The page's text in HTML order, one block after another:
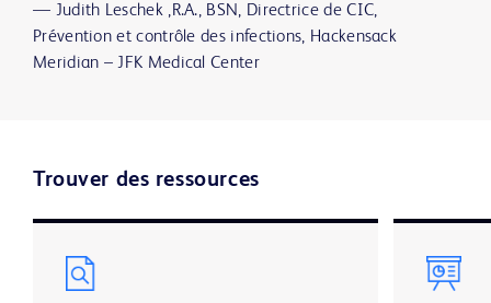
— Judith Leschek ,R.A., BSN, Directrice de CIC,
Prévention et contrôle des infections, Hackensack
Meridian – JFK Medical Center
Trouver des ressources